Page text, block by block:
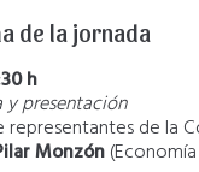
de la jornada
h
y presentación
de la
Monzón